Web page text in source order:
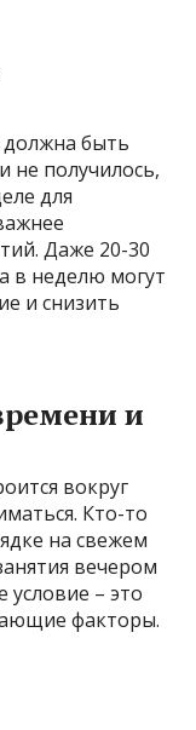
быть
не получилось,
для
Даже 20-30
в неделю могут
и снизить
и
вокруг
Кто-то
на свежем
вечером
условие – это
факторы.